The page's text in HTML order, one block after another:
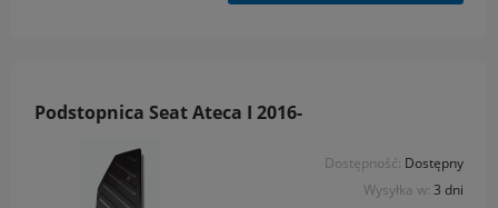
Podstopnica Seat Ateca I 2016-
Dostępność: Dostępny
Wysyłka w: 3 dni